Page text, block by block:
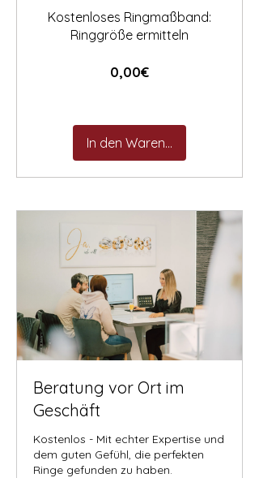
Kostenloses Ringmaßband:
Ringgröße ermitteln
0,00€Preis
In den Warenkorb
Beratung vor Ort im
Geschäft
Kostenlos - Mit echter Expertise und
dem guten Gefühl, die perfekten
Ringe gefunden zu haben.